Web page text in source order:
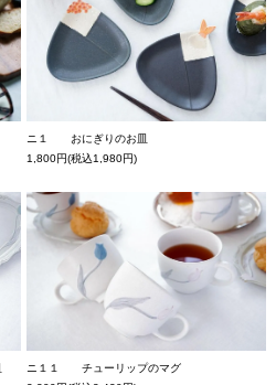
ニ１ おにぎりのお皿
1,800円(税込1,980円)
ニ１１ チューリップのマグ